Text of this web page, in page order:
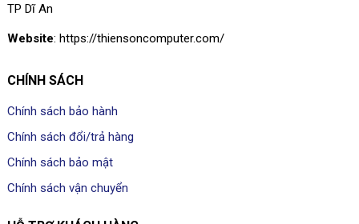
TP Dĩ An
Website: https://thiensoncomputer.com/
CHÍNH SÁCH
Chính sách bảo hành
Chính sách đổi/trả hàng
Chính sách bảo mật
Chính sách vận chuyển